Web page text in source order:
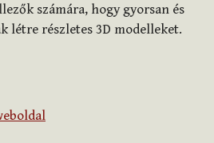
számára, hogy gyorsan és
létre részletes 3D modelleket.